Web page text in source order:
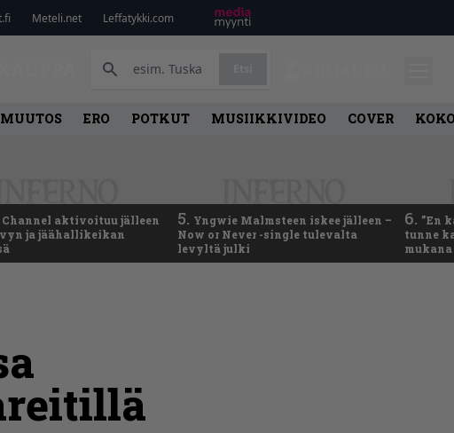
Meteli.net Leffatykki.com
ERO POTKUT MUSIIKKIVIDEO COVER
aktivoituu jälleen
ja jäähallikeikan
5. Yngwie Malmsteen iskee jälleen –
Now or Never -single tulevalta
levyltä julki
6. ”En
tunne